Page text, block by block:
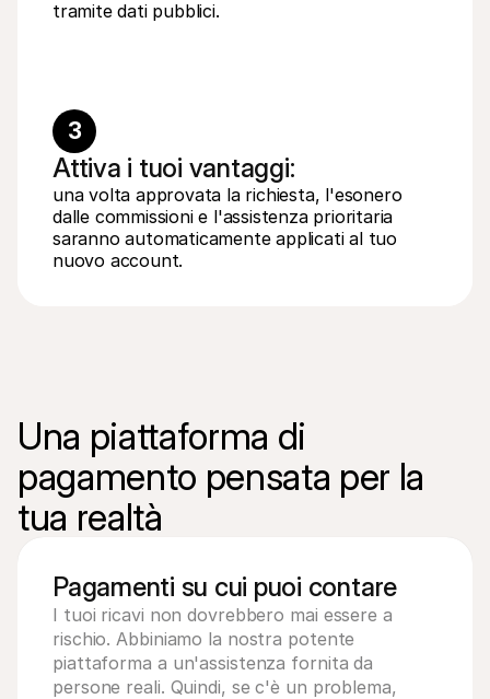
tramite dati pubblici.
3
Attiva i tuoi vantaggi:
una volta approvata la richiesta, l'esonero
dalle commissioni e l'assistenza prioritaria
saranno automaticamente applicati al tuo
nuovo account.
Una piattaforma di
pagamento pensata per la
tua realtà
Pagamenti su cui puoi contare
I tuoi ricavi non dovrebbero mai essere a
rischio. Abbiniamo la nostra potente
piattaforma a un'assistenza fornita da
persone reali. Quindi, se c'è un problema,